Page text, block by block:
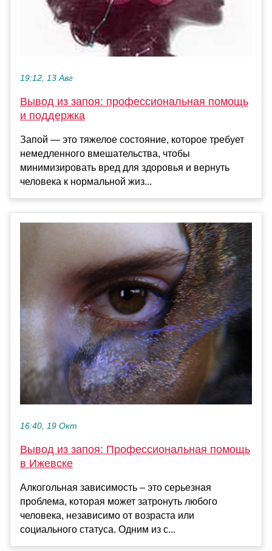
19:12, 13 Авг
Вывод из запоя: профессиональная помощь
и поддержка
Запой — это тяжелое состояние, которое требует
немедленного вмешательства, чтобы
минимизировать вред для здоровья и вернуть
человека к нормальной жиз...
16:40, 19 Окт
Вывод из запоя: Профессиональная помощь
в Ижевске
Алкогольная зависимость – это серьезная
проблема, которая может затронуть любого
человека, независимо от возраста или
социального статуса. Одним из с...